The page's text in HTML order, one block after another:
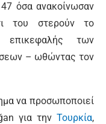
όσα ανακοίνωσαν
του στερούν το
επικεφαλής των
– ωθώντας τον
να προσωποποιεί
για την Τουρκία,